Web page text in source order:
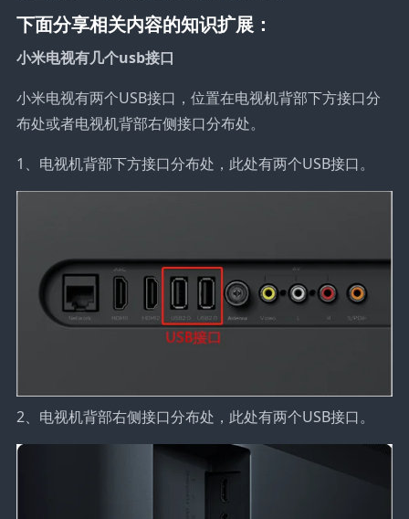
下面分享相关内容的知识扩展：
小米电视有几个usb接口
小米电视有两个USB接口，位置在电视机背部下方接口分
布处或者电视机背部右侧接口分布处。
1、电视机背部下方接口分布处，此处有两个USB接口。
2、电视机背部右侧接口分布处，此处有两个USB接口。